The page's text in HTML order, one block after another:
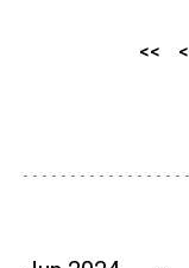
<< <